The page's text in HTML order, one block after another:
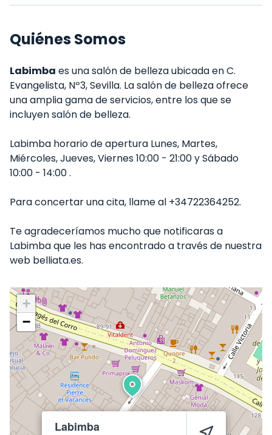
Quiénes Somos
Labimba es una salón de belleza ubicada en C.
Evangelista, Nº3, Sevilla. La salón de belleza ofrece
una amplia gama de servicios, entre los que se
incluyen salón de belleza.
Labimba horario de apertura Lunes, Martes,
Miércoles, Jueves, Viernes 10:00 - 21:00 y Sábado
10:00 - 14:00 .
Para concertar una cita, llame al +34722364252.
Te agradeceríamos mucho que notificaras a
Labimba que les has encontrado a través de nuestra
web belliata.es.
Labimba
+
−